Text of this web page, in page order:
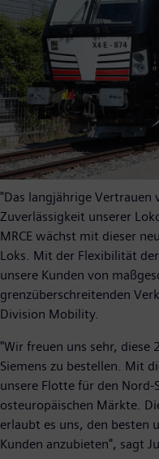
​"Das langjährige Vertrauen
Zuverlässigkeit unserer
MRCE wächst mit dieser
Loks. Mit der Flexibilität
unsere Kunden von
grenzüberschreitenden
Division Mobility.
"Wir freuen uns sehr, diese
Siemens zu bestellen. Mit
unsere Flotte für den
osteuropäischen Märkte.
erlaubt es uns, den besten
Kunden anzubieten", sagt